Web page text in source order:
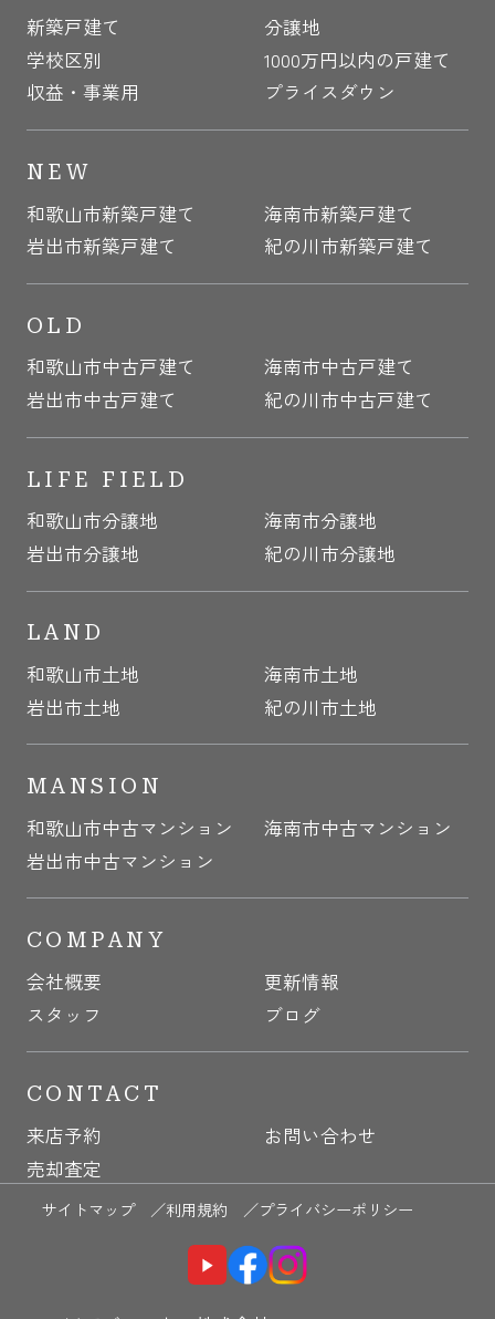
新築戸建て
分譲地
学校区別
1000万円以内の戸建て
収益・事業用
プライスダウン
NEW
和歌山市新築戸建て
海南市新築戸建て
岩出市新築戸建て
紀の川市新築戸建て
OLD
和歌山市中古戸建て
海南市中古戸建て
岩出市中古戸建て
紀の川市中古戸建て
LIFE FIELD
和歌山市分譲地
海南市分譲地
岩出市分譲地
紀の川市分譲地
LAND
和歌山市土地
海南市土地
岩出市土地
紀の川市土地
MANSION
和歌山市中古マンション
海南市中古マンション
岩出市中古マンション
COMPANY
会社概要
更新情報
スタッフ
ブログ
CONTACT
来店予約
お問い合わせ
売却査定
サイトマップ ／利用規約 ／プライバシーポリシー